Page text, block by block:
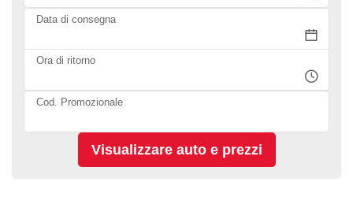
Data di consegna
Ora di ritorno
Cod. Promozionale